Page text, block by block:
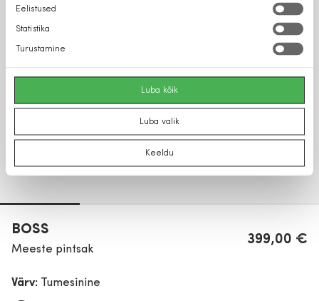
valik
Eelistused
Statistika
Turustamine
Luba kõik
Luba valik
Keeldu
BOSS
Meeste pintsak
399,00 €
Värv: Tumesinine